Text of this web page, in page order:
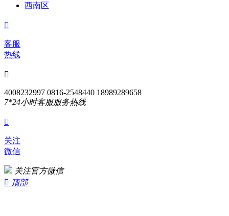
西南区

客服
热线

4008232997 0816-2548440 18989289658
7*24小时客服服务热线

关注
微信
关注官方微信
 顶部